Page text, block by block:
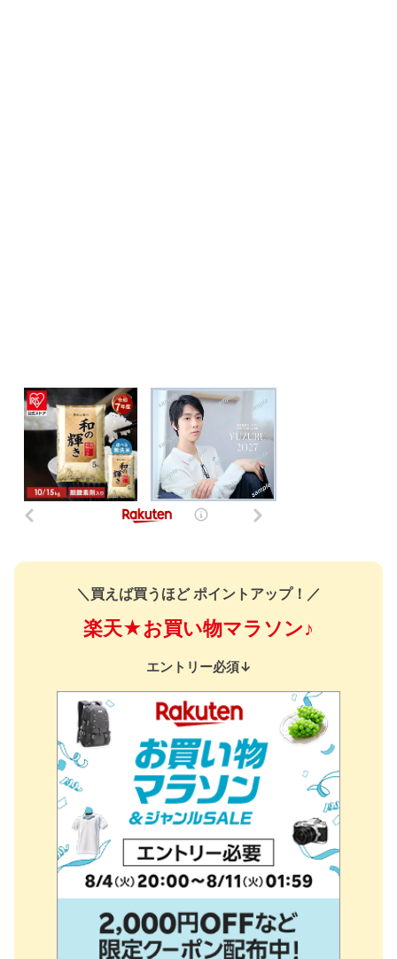
＼買えば買うほど ポイントアップ！／
楽天★お買い物マラソン♪
エントリー必須↓